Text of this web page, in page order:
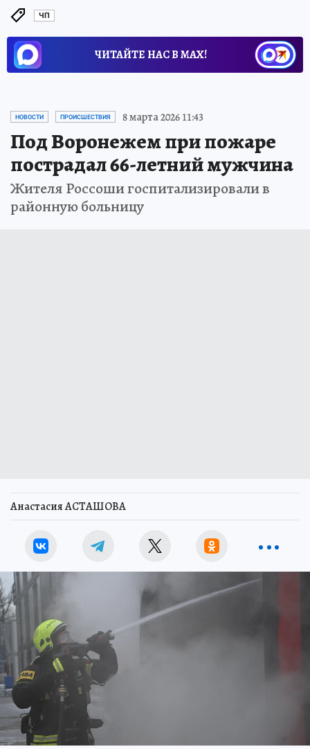
ЧП
ЧИТАЙТЕ НАС В МАХ!
НОВОСТИ ПРОИСШЕСТВИЯ 8 марта 2026 11:43
Под Воронежем при пожаре
пострадал 66-летний мужчина
Жителя Россоши госпитализировали в
районную больницу
Анастасия АСТАШОВА